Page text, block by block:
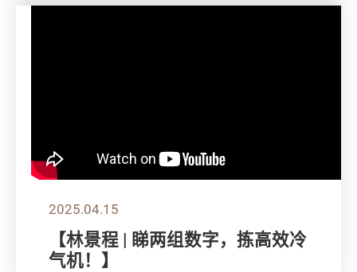
2025.04.15
【林景程 | 睇两组数字，拣高效冷
气机！】